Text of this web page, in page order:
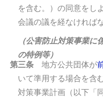
を含む。）の同意をし
会議の議を経なければ
（公害防止対策事業
の特例等）
第三条 地方公共団体が
いて準用する場合を含
対策事業計画（以下「